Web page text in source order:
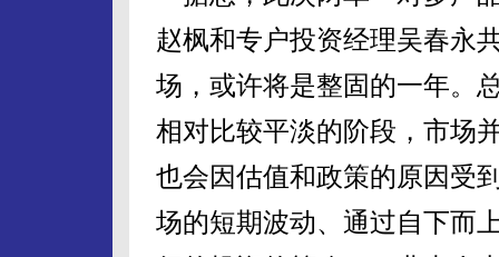
赵枫和专户投资经理吴春永
场，或许将是整固的一年。
相对比较平淡的阶段，市场
也会因估值和政策的原因受
场的短期波动、通过自下而